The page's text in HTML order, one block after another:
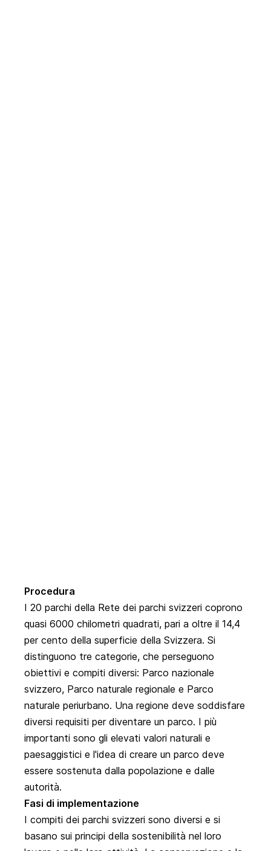
Procedura
I 20 parchi della Rete dei parchi svizzeri coprono
quasi 6000 chilometri quadrati, pari a oltre il 14,4
per cento della superficie della Svizzera. Si
distinguono tre categorie, che perseguono
obiettivi e compiti diversi: Parco nazionale
svizzero, Parco naturale regionale e Parco
naturale periurbano. Una regione deve soddisfare
diversi requisiti per diventare un parco. I più
importanti sono gli elevati valori naturali e
paesaggistici e l'idea di creare un parco deve
essere sostenuta dalla popolazione e dalle
autorità.
Fasi di implementazione
I compiti dei parchi svizzeri sono diversi e si
basano sui principi della sostenibilità nel loro